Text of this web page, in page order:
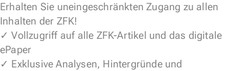
Erhalten Sie uneingeschränkten Zugang zu allen
Inhalten der ZFK!
✓ Vollzugriff auf alle ZFK-Artikel und das digitale
ePaper
✓ Exklusive Analysen, Hintergründe und